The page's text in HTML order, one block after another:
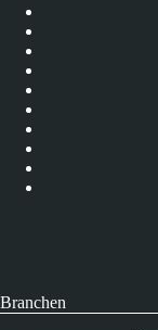
Branchen